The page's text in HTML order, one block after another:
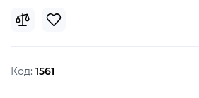
Код: 1561